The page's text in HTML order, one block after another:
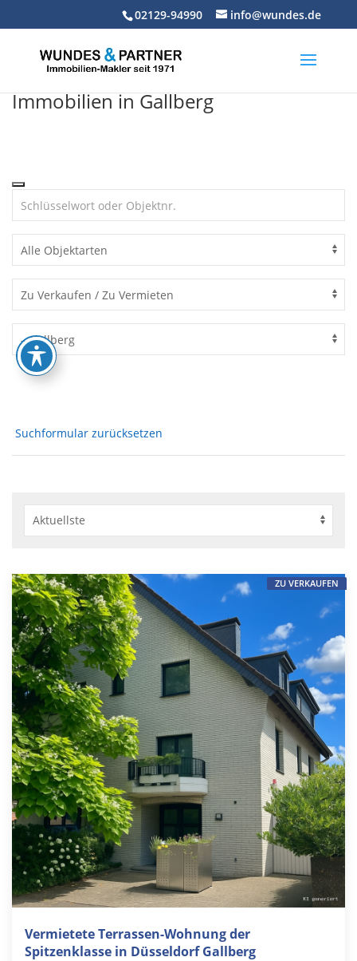
02129-94990 info@wundes.de
Immobilien in Gallberg
Suchformular zurücksetzen
Vermietete Terrassen-Wohnung der
Spitzenklasse in Düsseldorf Gallberg
ZU VERKAUFEN